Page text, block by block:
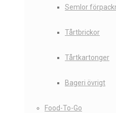
Semlor
Tårtbrickor
Tårtkartonger
Bageri övrigt
Food-To-Go